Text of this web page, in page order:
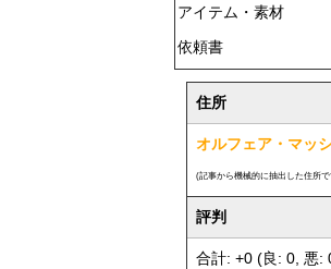
アイテム・素材
依頼書
住所
オルフェア・マッ
(記事から機械的に抽出した住所
評判
合計: +0 (良: 0, 悪: